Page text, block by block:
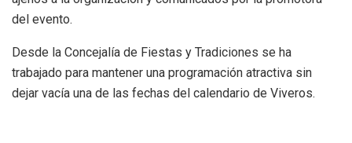
del evento.
Desde la Concejalía de Fiestas y Tradiciones se ha
trabajado para mantener una programación atractiva sin
dejar vacía una de las fechas del calendario de Viveros.